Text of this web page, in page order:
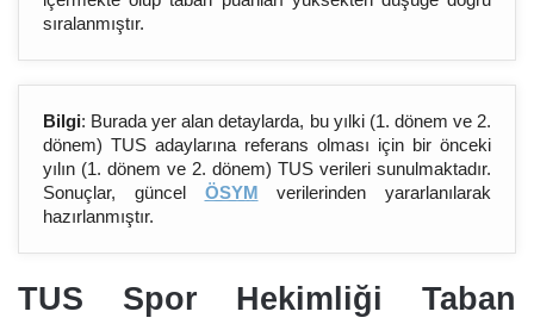
sıralanmıştır.
Bilgi: Burada yer alan detaylarda, bu yılki (1. dönem ve 2.
dönem) TUS adaylarına referans olması için bir önceki
yılın (1. dönem ve 2. dönem) TUS verileri sunulmaktadır.
Sonuçlar, güncel ÖSYM verilerinden yararlanılarak
hazırlanmıştır.
TUS Spor Hekimliği Taban